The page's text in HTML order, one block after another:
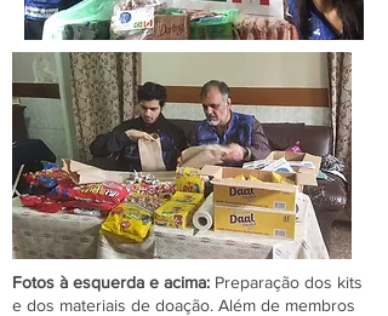
Fotos à esquerda e acima: Preparação dos kits
e dos materiais de doação. Além de membros